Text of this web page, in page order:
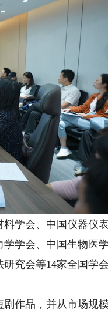
学会、中国仪器仪
学会、中国生物医
究会等14家全国学
作品，并从市场规模